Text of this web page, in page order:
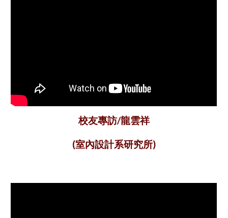
校友專訪/龍雲祥
(室內設計系研究所)